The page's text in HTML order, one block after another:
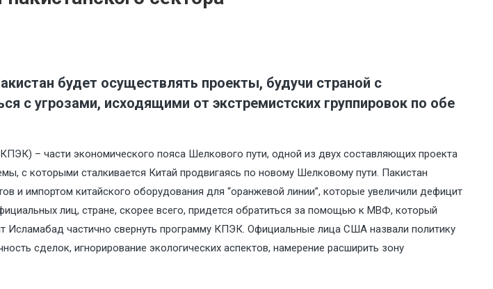
будет осуществлять проекты, будучи страной с
с угрозами, исходящими от экстремистских группировок по обе
– части экономического пояса Шелкового пути, одной из двух составляющих проекта
с которыми сталкивается Китай продвигаясь по новому Шелковому пути. Пакистан
и импортом китайского оборудования для “оранжевой линии”, которые увеличили дефицит
лиц, стране, скорее всего, придется обратиться за помощью к МВФ, который
Исламабад частично свернуть программу КПЭК. Официальные лица США назвали политику
сделок, игнорирование экологических аспектов, намерение расширить зону